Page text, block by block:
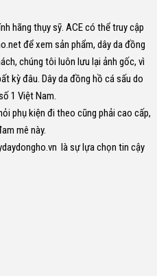
hãng thụy sỹ. ACE có thể truy cập
để xem sản phẩm, dây da đồng
chúng tôi luôn lưu lại ảnh gốc, vì
kỳ đâu. Dây da đồng hồ cá sấu do
1 Việt Nam.
phụ kiện đi theo cũng phải cao cấp,
mê này.
là sự lựa chọn tin cậy